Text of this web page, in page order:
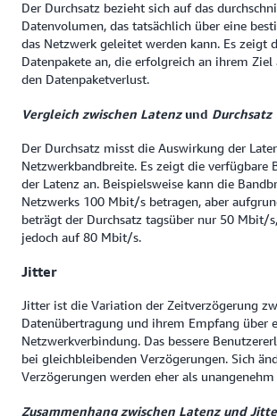
Der Durchsatz bezieht sich auf das
Datenvolumen, das tatsächlich über eine
das Netzwerk geleitet werden kann. Es zeigt
Datenpakete an, die erfolgreich an ihrem
den Datenpaketverlust.
Vergleich zwischen Latenz und Durchsatz
Der Durchsatz misst die Auswirkung der
Netzwerkbandbreite. Es zeigt die verfügbare
der Latenz an. Beispielsweise kann die
Netzwerks 100 Mbit/s betragen, aber
beträgt der Durchsatz tagsüber nur 50 Mbit/
jedoch auf 80 Mbit/s.
Jitter
Jitter ist die Variation der Zeitverzögerung
Datenübertragung und ihrem Empfang über
Netzwerkverbindung. Das bessere
bei gleichbleibenden Verzögerungen. Sich
Verzögerungen werden eher als
Zusammenhang zwischen Latenz und